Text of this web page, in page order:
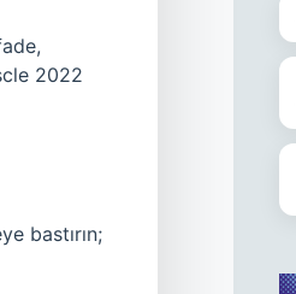
2022
bastırın;